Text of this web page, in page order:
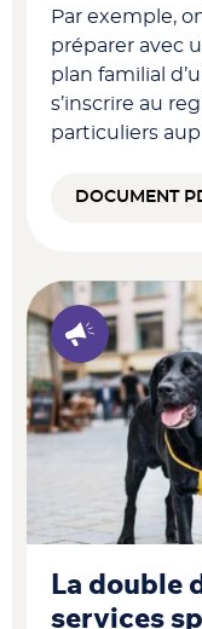
Par exemple,
préparer avec
plan familial
s’inscrire au
particuliers
DOCUMENT
La double
services